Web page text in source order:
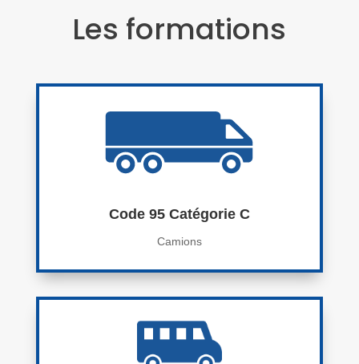
Les formations
Code 95 Catégorie C
Camions